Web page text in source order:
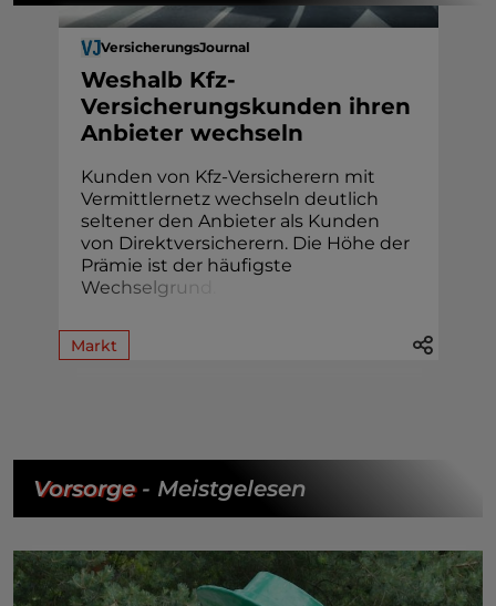
VersicherungsJournal
Weshalb Kfz-
Versicherungskunden ihren
Anbieter wechseln
Kunden von Kfz-Versicherern mit
Vermittlernetz wechseln deutlich
seltener den Anbieter als Kunden
von Direktversicherern. Die Höhe der
Prämie ist der häufigste
Wechselg ru n
Markt
Vorsorge- Meistgelesen